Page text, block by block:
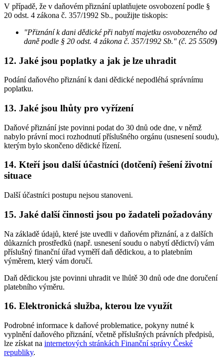
V případě, že v daňovém přiznání uplatňujete osvobození podle §
20 odst. 4 zákona č. 357/1992 Sb., použijte tiskopis:
"Přiznání k dani dědické při nabytí majetku osvobozeného od
daně podle § 20 odst. 4 zákona č. 357/1992 Sb." (č. 25 5509)
12. Jaké jsou poplatky a jak je lze uhradit
Podání daňového přiznání k dani dědické nepodléhá správnímu
poplatku.
13. Jaké jsou lhůty pro vyřízení
Daňové přiznání jste povinni podat do 30 dnů ode dne, v němž
nabylo právní moci rozhodnutí příslušného orgánu (usnesení soudu),
kterým bylo skončeno dědické řízení.
14. Kteří jsou další účastníci (dotčení) řešení životní
situace
Další účastníci postupu nejsou stanoveni.
15. Jaké další činnosti jsou po žadateli požadovány
Na základě údajů, které jste uvedli v daňovém přiznání, a z dalších
důkazních prostředků (např. usnesení soudu o nabytí dědictví) vám
příslušný finanční úřad vyměří daň dědickou, a to platebním
výměrem, který vám doručí.
Daň dědickou jste povinni uhradit ve lhůtě 30 dnů ode dne doručení
platebního výměru.
16. Elektronická služba, kterou lze využít
Podrobné informace k daňové problematice, pokyny nutné k
vyplnění daňového přiznání, včetně příslušných právních předpisů,
lze získat na internetových stránkách Finanční správy České
republiky.